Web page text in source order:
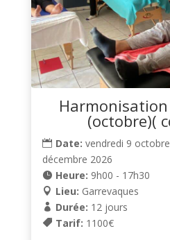
(octobre)(
Date: vendredi 9
décembre 2026
Heure: 9h00 - 17h30
Lieu: Garrevaques
Durée: 12 jours
Tarif: 1100€